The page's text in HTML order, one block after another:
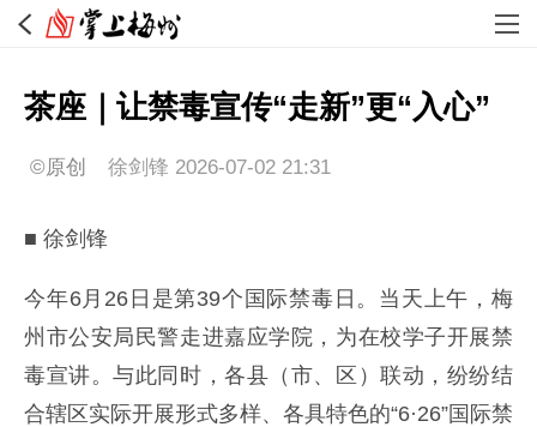
茶座｜让禁毒宣传“走新”更“入心”
©原创 徐剑锋 2026-07-02 21:31
■ 徐剑锋
今年6月26日是第39个国际禁毒日。当天上午，梅
州市公安局民警走进嘉应学院，为在校学子开展禁
毒宣讲。与此同时，各县（市、区）联动，纷纷结
合辖区实际开展形式多样、各具特色的“6·26”国际禁